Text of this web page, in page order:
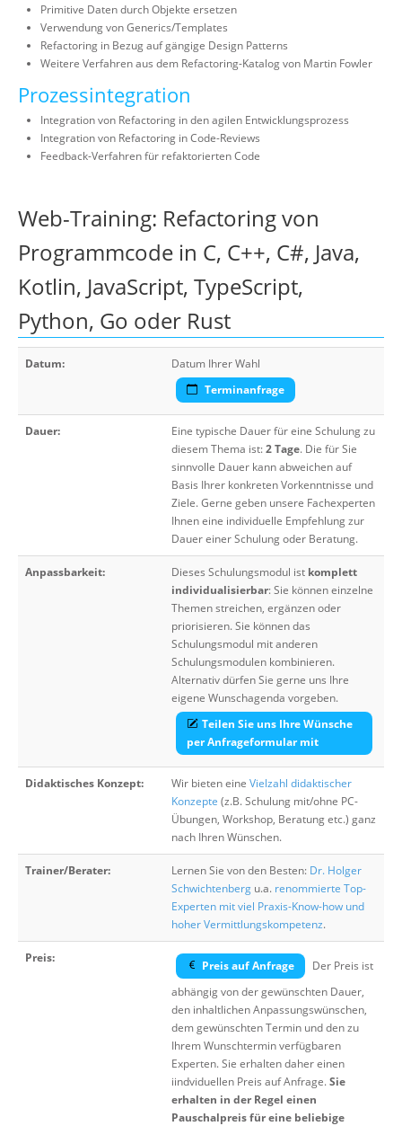
Primitive Daten durch Objekte ersetzen
Verwendung von Generics/Templates
Refactoring in Bezug auf gängige Design Patterns
Weitere Verfahren aus dem Refactoring-Katalog von Martin Fowler
Prozessintegration
Integration von Refactoring in den agilen Entwicklungsprozess
Integration von Refactoring in Code-Reviews
Feedback-Verfahren für refaktorierten Code
Web-Training: Refactoring von
Programmcode in C, C++, C#, Java,
Kotlin, JavaScript, TypeScript,
Python, Go oder Rust
Datum:
Datum Ihrer Wahl
Terminanfrage
Dauer:
Eine typische Dauer für eine Schulung zu
diesem Thema ist:2 Tage. Die für Sie
sinnvolle Dauer kann abweichen auf
Basis Ihrer konkreten Vorkenntnisse und
Ziele. Gerne geben unsere Fachexperten
Ihnen eine individuelle Empfehlung zur
Dauer einer Schulung oder Beratung.
Anpassbarkeit: Dieses Schulungsmodul ist komplett
individualisierbar: Sie können einzelne
Themen streichen, ergänzen oder
priorisieren. Sie können das
Schulungsmodul mit anderen
Schulungsmodulen kombinieren.
Alternativ dürfen Sie gerne uns Ihre
eigene Wunschagenda vorgeben.
Teilen Sie uns Ihre Wünsche
per Anfrageformular mit
Didaktisches Konzept: Wir bieten eine Vielzahl didaktischer
Konzepte (z.B. Schulung mit/ohne PC-
Übungen, Workshop, Beratung etc.) ganz
nach Ihren Wünschen.
Trainer/Berater: Lernen Sie von den Besten: Dr. Holger
Schwichtenberg u.a. renommierte Top-
Experten mit viel Praxis-Know-how und
hoher Vermittlungskompetenz.
Preis:
Preis auf Anfrage
Der Preis ist
abhängig von der gewünschten Dauer,
den inhaltlichen Anpassungswünschen,
dem gewünschten Termin und den zu
Ihrem Wunschtermin verfügbaren
Experten. Sie erhalten daher einen
iindviduellen Preis auf Anfrage.Sie
erhalten in der Regel einen
Pauschalpreis für eine beliebige